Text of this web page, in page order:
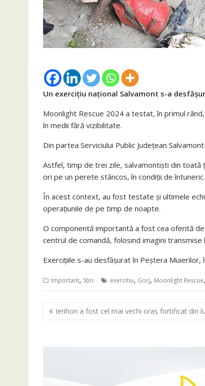
Un exercițiu național Salvamont s-a
Moonlight Rescue 2024 a testat, în primul
în medii fără vizibilitate.
Din partea Serviciului Public Județean
Astfel, timp de trei zile, salvamontiști din toată
ori pe un perete stâncos, în condiții de întuneric.
În acest context, au fost testate și ultimele
operațiunile de pe timp de noapte.
O componentă importantă a fost cea oferită
centrul de comandă, folosind imagini
Exercițiile s-au desfășurat în Peștera Muierilor,
Important, Stiri exercitiu, Gorj, Moonlight Rescue,
Navigare
în
Ierihon a fost cel mai vechi oraș fortificat din